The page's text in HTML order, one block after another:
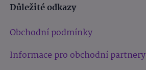
Důležité odkazy
Obchodní podmínky
Informace pro obchodní partnery